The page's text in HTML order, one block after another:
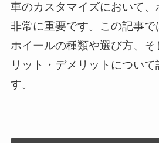
車のカスタマイズにおいて
非常に重要です。この記事
ホイールの種類や選び方、そ
リット・デメリットについて
す。